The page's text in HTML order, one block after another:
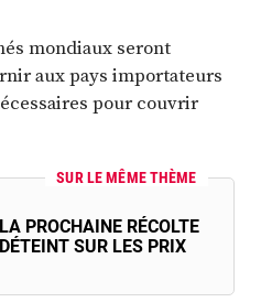
mondiaux seront
aux pays importateurs
pour couvrir
SUR LE MÊME THÈME
LA PROCHAINE RÉCOLTE
DÉTEINT SUR LES PRIX